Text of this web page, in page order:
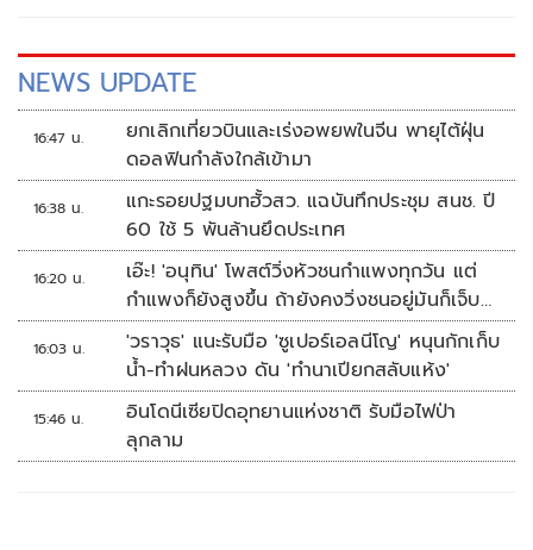
NEWS UPDATE
16:47 น.
ยกเลิกเที่ยวบินและเร่งอพยพในจีน พายุไต้ฝุ่น
ดอลฟินกำลังใกล้เข้ามา
16:38 น.
แกะรอยปฐมบทฮั้วสว. แฉบันทึกประชุม สนช. ปี
60 ใช้ 5 พันล้านยึดประเทศ
16:20 น.
เอ๊ะ! 'อนุทิน' โพสต์วิ่งหัวชนกำแพงทุกวัน แต่
กำแพงก็ยังสูงขึ้น ถ้ายังคงวิ่งชนอยู่มันก็เจ็บ
หัวอีก
16:03 น.
'วราวุธ' แนะรับมือ 'ซูเปอร์เอลนีโญ' หนุนกักเก็บ
น้ำ-ทำฝนหลวง ดัน 'ทำนาเปียกสลับแห้ง'
15:46 น.
อินโดนีเซียปิดอุทยานแห่งชาติ รับมือไฟป่า
ลุกลาม